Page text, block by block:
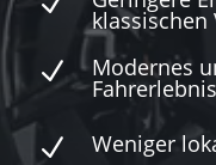
klassischen
N Modernes
Fahrerlebnis
N Weniger